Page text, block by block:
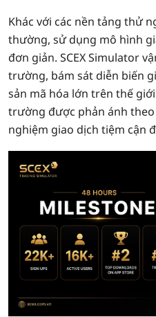
Khác với các nền tảng thử
thường, sử dụng mô hình
đơn giản. SCEX Simulator
trường, bám sát diễn biến
sản mã hóa lớn trên thế
trường được phản ánh
nghiệm giao dịch tiệm cận